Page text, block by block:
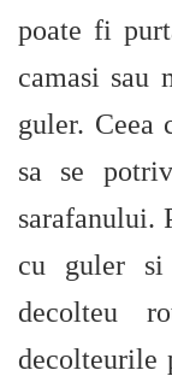
poate fi
camasi sau
guler. Ceea
sa se
sarafanului.
cu guler
decolteu
decolteurile